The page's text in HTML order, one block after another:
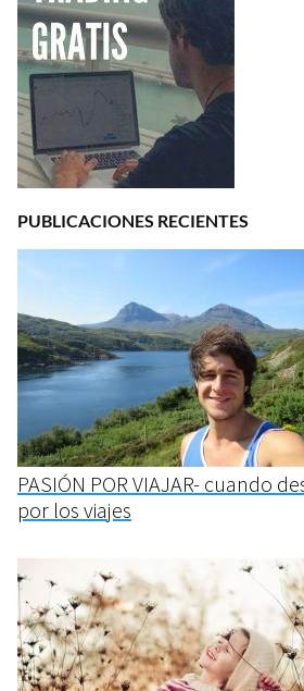
PUBLICACIONES RECIENTES
PASIÓN POR VIAJAR- cuando
por los viajes